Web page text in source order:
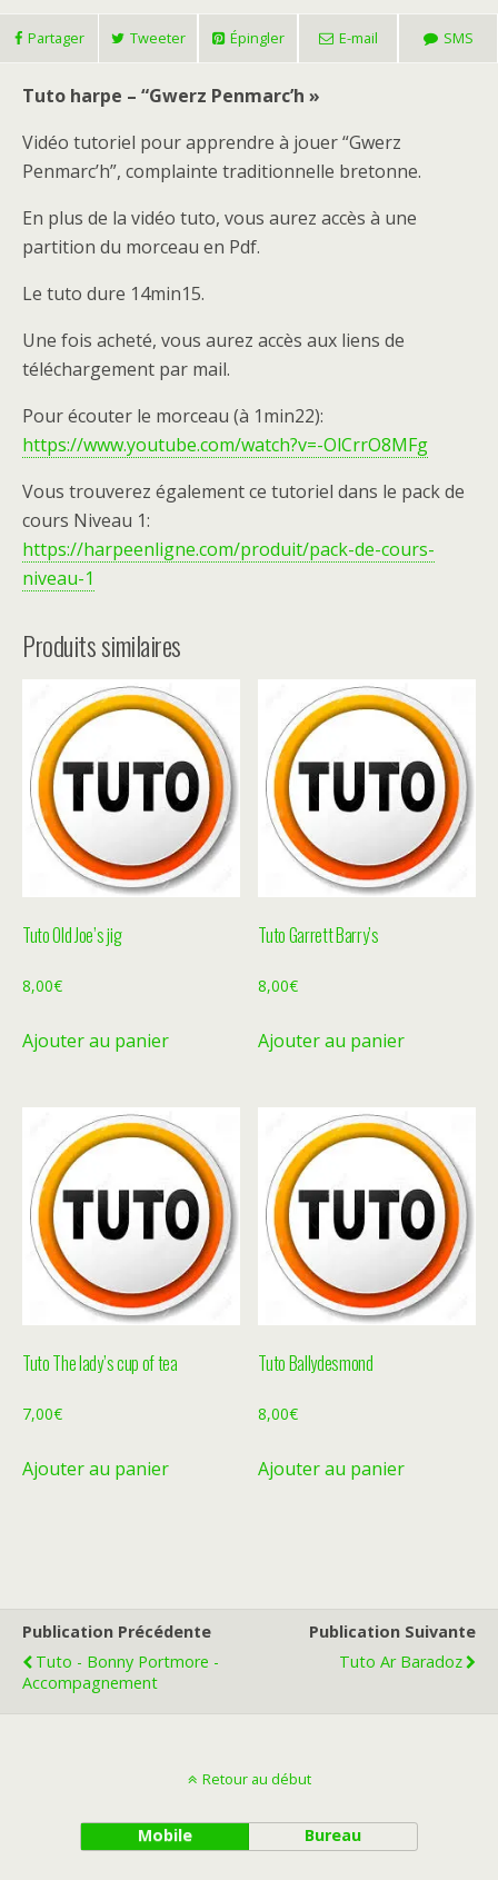
Partager Tweeter Épingler E-mail SMS
Tuto harpe – “Gwerz Penmarc’h »
Vidéo tutoriel pour apprendre à jouer “Gwerz
Penmarc’h”, complainte traditionnelle bretonne.
En plus de la vidéo tuto, vous aurez accès à une
partition du morceau en Pdf.
Le tuto dure 14min15.
Une fois acheté, vous aurez accès aux liens de
téléchargement par mail.
Pour écouter le morceau (à 1min22):
https://www.youtube.com/watch?v=-OlCrrO8MFg
Vous trouverez également ce tutoriel dans le pack de
cours Niveau 1:
https://harpeenligne.com/produit/pack-de-cours-
niveau-1
Produits similaires
Tuto Old Joe’s jig
8,00€
Ajouter au panier
Tuto Garrett Barry’s
8,00€
Ajouter au panier
Tuto The lady’s cup of tea
7,00€
Ajouter au panier
Tuto Ballydesmond
8,00€
Ajouter au panier
Publication Précédente
Tuto - Bonny Portmore -
Accompagnement
Publication Suivante
Tuto Ar Baradoz
Retour au début
Mobile Bureau